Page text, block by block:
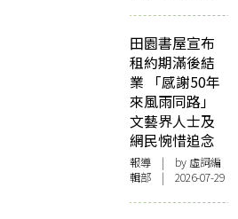
田園書屋宣布
租約期滿後結
業 「感謝50年
來風雨同路」
文藝界人士及
網民惋惜追念
報導 | by 虛詞編
輯部 | 2026-07-29